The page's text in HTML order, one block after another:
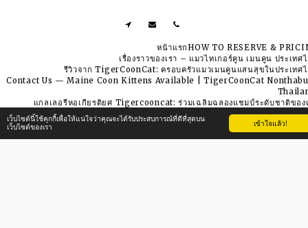
เข้าใจแล้ว!
เว็บไซต์นี้ใช้คุกกี้เพื่อให้แน่ใจว่าคุณจะได้รับประสบการณ์ที่ดีที่สุดบน
เว็บไซต์ของเราTigercooncat Maine coon Cattery
ลิขสิทธิ์ © 2026 สงวนลิขสิทธิ์
หน้าแรก HOW TO RESERVE &
เรื่องราวของเรา – แมวไทเกอร์คูน เมนคูน ประเทศ
รีวิวจาก TigerCoonCat: ครอบครัวแมวเมนคูนแสนสุขในประเทศ
Contact Us — Maine Coon Kittens Available | TigerCoonCat
แกลเลอรีหอเกียรติยศ Tigercooncat: ร่วมเฉลิมฉลองแชมป์ระดับชาติของ